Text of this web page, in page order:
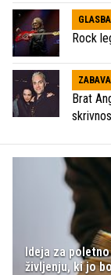
GLASBA
Rock
ZABAVA
Brat
Ideja za
življenju, ki jo